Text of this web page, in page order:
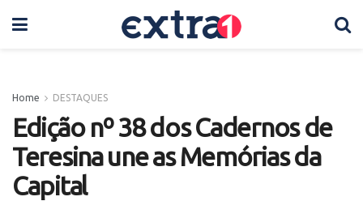
Home DESTAQUES
Edição nº 38 dos Cadernos de
Teresina une as Memórias da
Capital